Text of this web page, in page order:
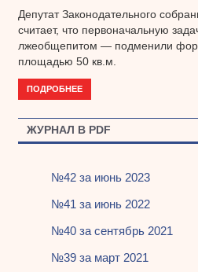
Депутат Законодательного
считает, что первоначальную
лжеобщепитом — подменили
площадью 50 кв.м.
ПОДРОБНЕЕ
ЖУРНАЛ В PDF
№42 за июнь 2023
№41 за июнь 2022
№40 за сентябрь 2021
№39 за март 2021